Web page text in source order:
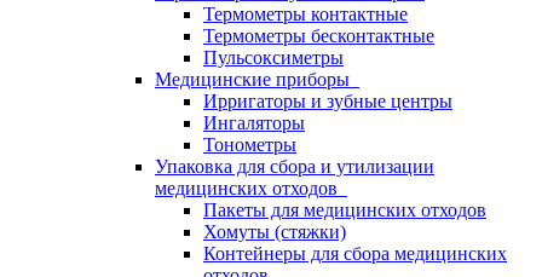
Термометры контактные
Термометры бесконтактные
Пульсоксиметры
Медицинские приборы
Ирригаторы и зубные центры
Ингаляторы
Тонометры
Упаковка для сбора и утилизации
медицинских отходов
Пакеты для медицинских отходов
Хомуты (стяжки)
Контейнеры для сбора медицинских